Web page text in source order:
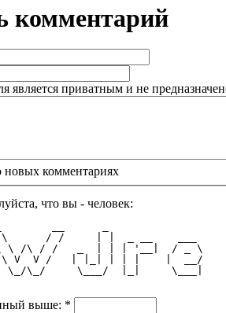
комментарий
является приватным и не
новых комментариях
что вы - человек:
/ /     | |  _ __    ___
\ /\ / /   _  | | | '__|  / _ \
V  V /   | |_| | | |    |  __/
\_/\_/     \___/  |_|     \___|
выше: *